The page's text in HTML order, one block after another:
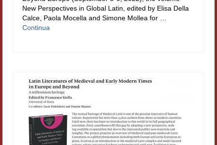
New Perspectives in Global Latin, edited by Elisa Della
Calce, Paola Mocella and Simone Mollea for …
Continua